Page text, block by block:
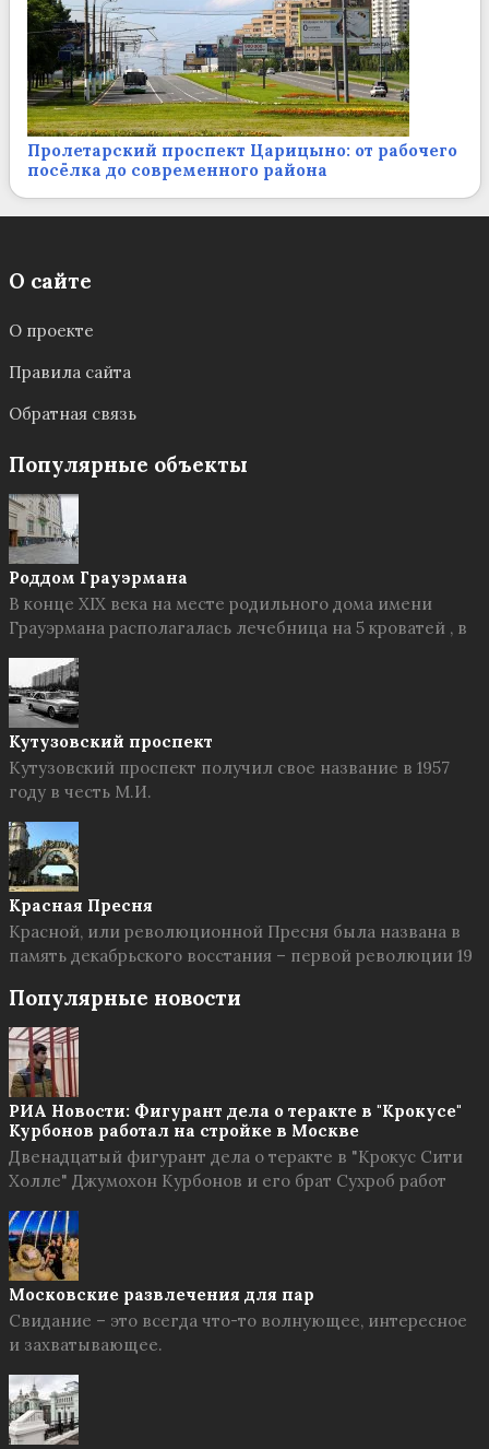
Пролетарский проспект Царицыно: от рабочего
посёлка до современного района
О сайте
О проекте
Правила сайта
Обратная связь
Популярные объекты
Роддом Грауэрмана
В конце XIX века на месте родильного дома имени
Грауэрмана располагалась лечебница на 5 кроватей , в
Кутузовский проспект
Кутузовский проспект получил свое название в 1957
году в честь М.И.
Красная Пресня
Красной, или революционной Пресня была названа в
память декабрьского восстания – первой революции 19
Популярные новости
РИА Новости: Фигурант дела о теракте в "Крокусе"
Курбонов работал на стройке в Москве
Двенадцатый фигурант дела о теракте в "Крокус Сити
Холле" Джумохон Курбонов и его брат Сухроб работ
Московские развлечения для пар
Свидание – это всегда что-то волнующее, интересное
и захватывающее.